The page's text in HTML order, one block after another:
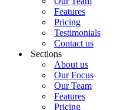
Features
Pricing
Testimonials
Contact us
Sections
About us
Our Focus
Our Team
Features
Pricing